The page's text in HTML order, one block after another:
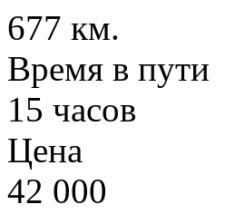
677 км.
Время в пути
15 часов
Цена
42 000